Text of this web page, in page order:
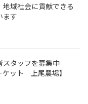
地域社会に貢献できる
ます
スタッフを募集中
ケット 上尾農場】